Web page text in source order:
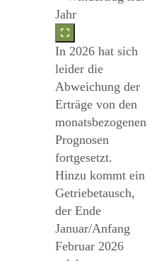
In 2026 hat sich
leider die
Abweichung der
Erträge von den
monatsbezogenen
Prognosen
fortgesetzt.
Hinzu kommt ein
Getriebetausch,
der Ende
Januar/Anfang
Februar 2026